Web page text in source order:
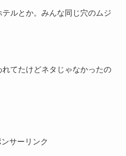
ルとか。みんな同じ穴のムジ
てたけどネタじゃなかったの
ンサーリンク